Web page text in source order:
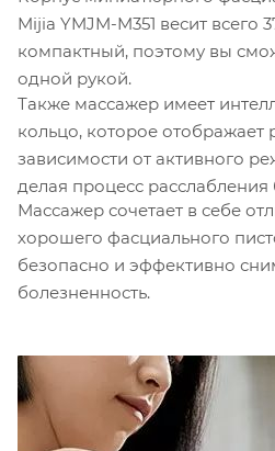
Mijia YMJM-M351 весит всего
компактный, поэтому вы
одной рукой.
Также массажер имеет
кольцо, которое отображает
зависимости от активного
делая процесс
Массажер сочетает в себе
хорошего фасциального
безопасно и эффективно
болезненность.